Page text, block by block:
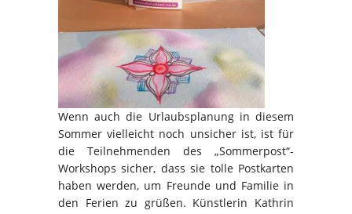
Wenn auch die Urlaubsplanung in diesem
Sommer vielleicht noch unsicher ist, ist für
die Teilnehmenden des „Sommerpost“-
Workshops sicher, dass sie tolle Postkarten
haben werden, um Freunde und Familie in
den Ferien zu grüßen. Künstlerin Kathrin